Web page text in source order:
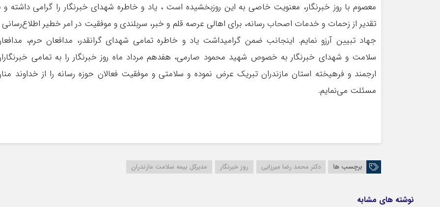
معصوم با روز خبرنگار، معنویت خاصی به این روزبخشیده است ، یاد و خاطره شهدای خبرنگار را گرامی داشته و
تقدیر از زحمات و خدمات اصحاب رسانه، برای اهالی عرصه قلم و خبر، سربلندی و موفقیت در امر خطیر
جهاد تبیین آرزو نمایم. اینجانب ضمن گرامیداشت یاد و خاطره تمامی شهدای گرانقدر، مدافعان حرم،
سلامت و شهدای خبرنگار به خصوص شهید محمود صارمی، هفدهم مرداد ماه روز خبرنگار را به تمامی
ارجمند و فرهیخته استان مازندران تبریک عرض نموده و سلامتی و موفقیت فعالان حوزه رسانه را از خداوند
مسئلت می‌نمایم.
برچسب ها دکتر محمد رضا میرزایی روز خبرنگار مدیرکل بیمه سلامت مازندران
نوشته های مشابه